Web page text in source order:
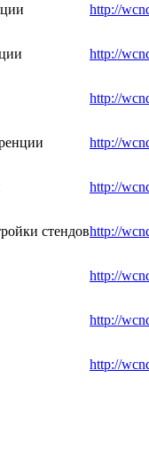
http://
http://
http://
http://
http://
стендовhttp://
http://
http://
http://